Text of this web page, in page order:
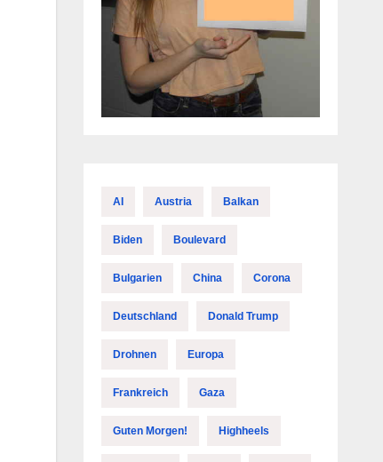
AI Austria Balkan
Biden Boulevard
Bulgarien China Corona
Deutschland Donald Trump
Drohnen Europa
Frankreich Gaza
Guten Morgen! Highheels